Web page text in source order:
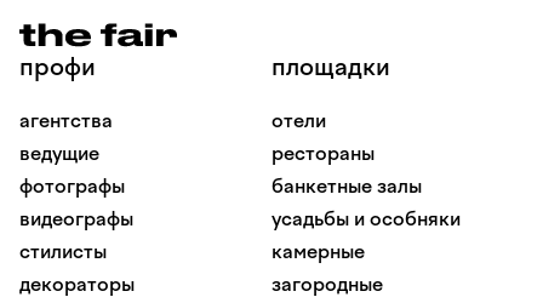
профи
агентства
ведущие
фотографы
видеографы
стилисты
декораторы
площадки
отели
рестораны
банкетные залы
усадьбы и особняки
камерные
загородные